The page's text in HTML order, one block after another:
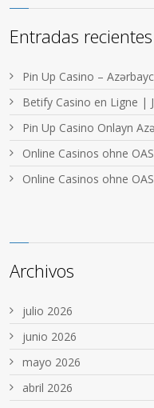
Entradas recientes
Pin Up Casino –
Betify Casino en Ligne |
Pin Up Casino Onlayn
Online Casinos ohne
Online Casinos ohne
Archivos
julio 2026
junio 2026
mayo 2026
abril 2026